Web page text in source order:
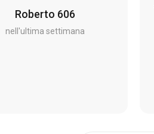
Roberto 606
nell'ultima settimana